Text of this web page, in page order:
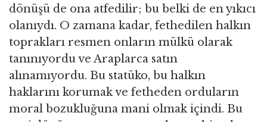
dönüşü de ona atfedilir; bu belki de en yıkıcı
olanıydı. O zamana kadar, fethedilen halkın
toprakları resmen onların mülkü olarak
tanınıyordu ve Araplarca satın
alınamıyordu. Bu statüko, bu halkın
haklarını korumak ve fetheden orduların
moral bozukluğuna mani olmak içindi. Bu